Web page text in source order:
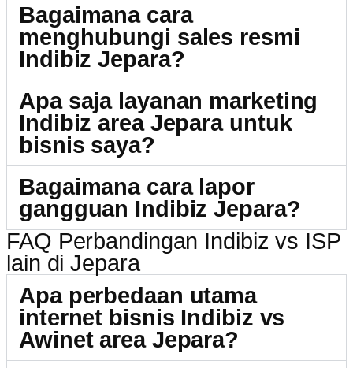
Bagaimana cara
menghubungi sales resmi
Indibiz Jepara?
Apa saja layanan marketing
Indibiz area Jepara untuk
bisnis saya?
Bagaimana cara lapor
gangguan Indibiz Jepara?
FAQ Perbandingan Indibiz vs ISP
lain di Jepara
Apa perbedaan utama
internet bisnis Indibiz vs
Awinet area Jepara?